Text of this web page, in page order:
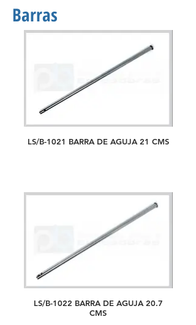
Barras
LS/B-1021 BARRA DE AGUJA 21 CMS
LS/B-1022 BARRA DE AGUJA 20.7
CMS